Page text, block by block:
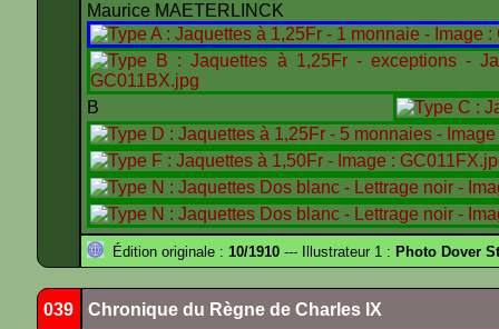
Maurice MAETERLINCK
B
Édition originale : 10/1910 --- Illustrateur 1 : Photo Dover
039 Chronique du Règne de Charles IX